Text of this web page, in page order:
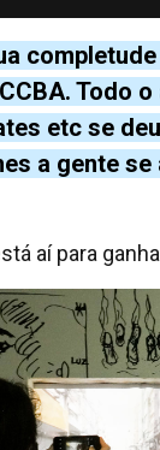
Todo
etc se
a gente
aí para